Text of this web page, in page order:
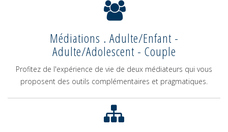
Médiations . Adulte/Enfant -
Adulte/Adolescent - Couple
Profitez de l'expérience de vie de deux médiateurs qui vous
proposent des outils complémentaires et pragmatiques.